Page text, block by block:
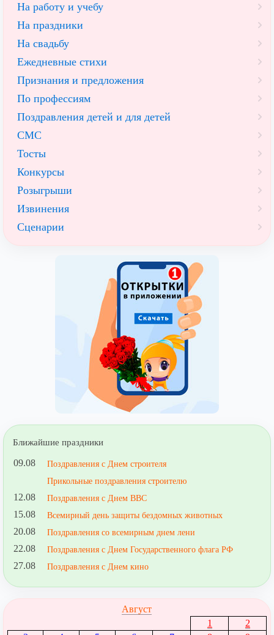
На работу и учебу
На праздники
На свадьбу
Ежедневные стихи
Признания и предложения
По профессиям
Поздравления детей и для детей
СМС
Тосты
Конкурсы
Розыгрыши
Извинения
Сценарии
Ближайшие праздники
09.08
Поздравления с Днем строителя
Прикольные поздравления строителю
12.08 Поздравления с Днем ВВС
15.08 Всемирный день защиты бездомных животных
20.08 Поздравления со всемирным днем лени
22.08 Поздравления с Днем Государственного флага РФ
27.08 Поздравления с Днем кино
Август
1
2